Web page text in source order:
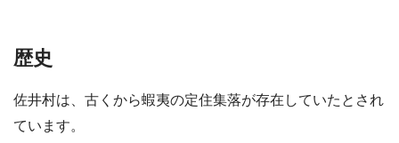
歴史
佐井村は、古くから蝦夷の定住集落が存在していたとされ
ています。